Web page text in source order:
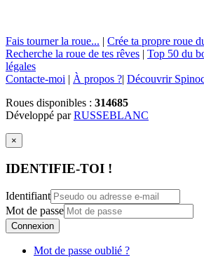
Fais tourner la roue... | Crée ta propre roue
Recherche la roue de tes rêves | Top 50 du
légales
Contacte-moi | À propos ?| Découvrir
Roues disponibles : 314685
Développé parRUSSEBLANC
×
IDENTIFIE-TOI !
Identifiant
Mot de passe
Connexion
Mot de passe oublié ?